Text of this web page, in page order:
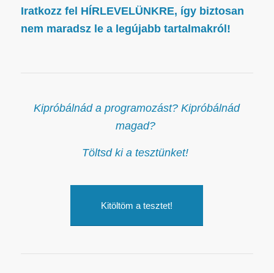
Iratkozz fel HÍRLEVELÜNKRE, így biztosan
nem maradsz le a legújabb tartalmakról!
Kipróbálnád a programozást? Kipróbálnád
magad?
Töltsd ki a tesztünket!
Kitöltöm a tesztet!